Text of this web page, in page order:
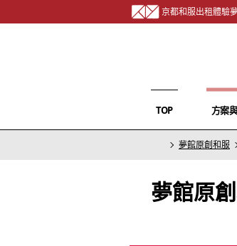
京都和服出租體驗
TOP 方案
夢館原創和服
夢館原